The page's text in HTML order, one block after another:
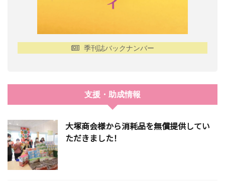
季刊誌バックナンバー
支援・助成情報
大塚商会様から消耗品を無償提供してい
ただきました！